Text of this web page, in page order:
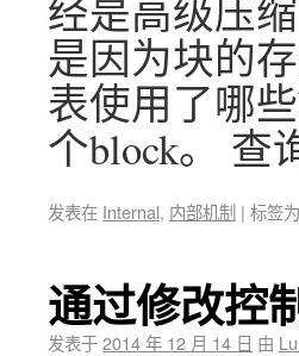
经是高级压
是因为块的
表使用了哪
个block。
发表在 Internal, 内部机制 | 标签为
通过修改控
发表于2014 年 12 月 14 日 由